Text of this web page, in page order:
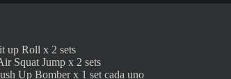
up Roll x 2 sets
Squat Jump x 2 sets
Up Bomber x 1 set cada uno